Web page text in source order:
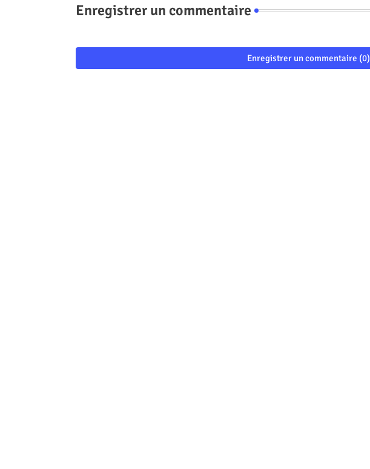
Enregistrer un commentaire
Enregistrer un commentaire (0)